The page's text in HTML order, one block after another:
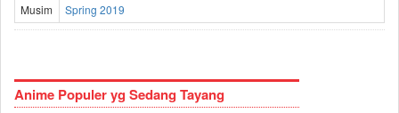
Musim
Spring 2019
Anime Populer yg Sedang Tayang